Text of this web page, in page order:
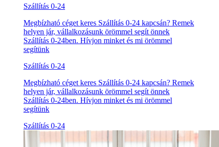
Szállítás 0-24
Megbízható céget keres Szállítás 0-24 kapcsán? Remek
helyen jár, vállalkozásunk örömmel segít önnek
Szállítás 0-24ben. Hívjon minket és mi örömmel
segítünk
Szállítás 0-24
Megbízható céget keres Szállítás 0-24 kapcsán? Remek
helyen jár, vállalkozásunk örömmel segít önnek
Szállítás 0-24ben. Hívjon minket és mi örömmel
segítünk
Szállítás 0-24